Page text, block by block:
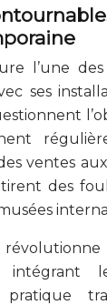
l’une
ses
ventes
des
intégrant